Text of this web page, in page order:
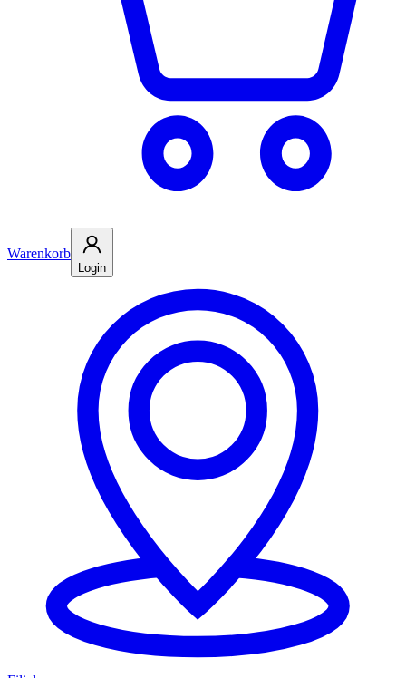
Warenkorb
Login